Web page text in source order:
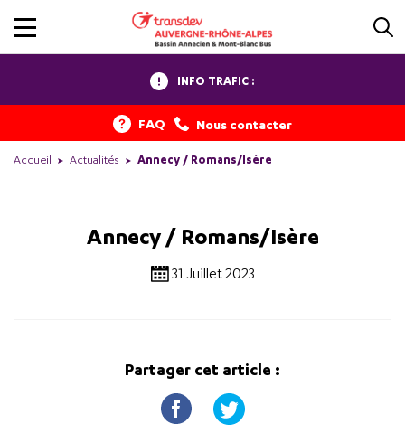
INFO TRAFIC :
FAQ Nous contacter
Accueil Actualités Annecy / Romans/Isère
Annecy / Romans/Isère
31 Juillet 2023
Partager cet article :